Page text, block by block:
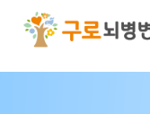
기관소개